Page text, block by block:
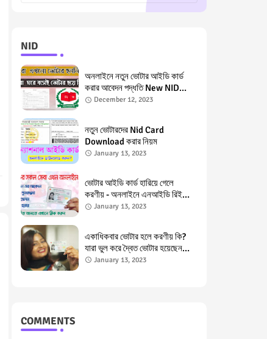
NID
অনলাইনে নতুন ভোটার আইডি কার্ড
করার আবেদন পদ্ধতি New NID
Application in Bangladesh
December 12, 2023
নতুন ভোটারদের Nid Card
Download করার নিয়ম
January 13, 2023
ভোটার আইডি কার্ড হারিয়ে গেলে
করণীয় - অনলাইনে এনআইডি রিইস্যু
Lost NID Card, NID Card
January 13, 2023
একাধিকবার ভোটার হলে করণীয় কি?
যারা ভুল করে দ্বৈত ভোটার হয়েছেন
তাদের জন্য পরামর্শ Double Voter
January 13, 2023
COMMENTS